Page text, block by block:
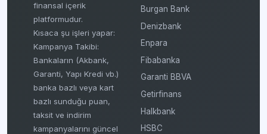
finansal içerik
platformudur.
Kısaca şu işleri yapar:
Kampanya Takibi:
Bankaların (Akbank,
Garanti, Yapı Kredi vb.)
banka bazlı veya kart
bazlı sunduğu puan,
taksit ve indirim
kampanyalarını güncel
Burgan Bank
Denizbank
Enpara
Fibabanka
Garanti BBVA
Getirfinans
Halkbank
HSBC